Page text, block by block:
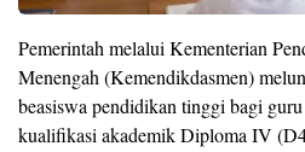
Pemerintah melalui Kementerian
Menengah (Kemendikdasmen)
beasiswa pendidikan tinggi bagi
kualifikasi akademik Diploma IV